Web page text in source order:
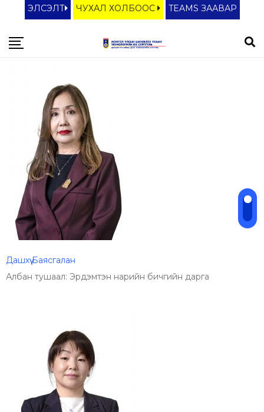
ЭЛСЭЛТ ЧУХАЛ ХОЛБООС TEAMS ЗААВАР
Дашхүү Баясгалан
Албан тушаал: Эрдэмтэн нарийн бичгийн дарга